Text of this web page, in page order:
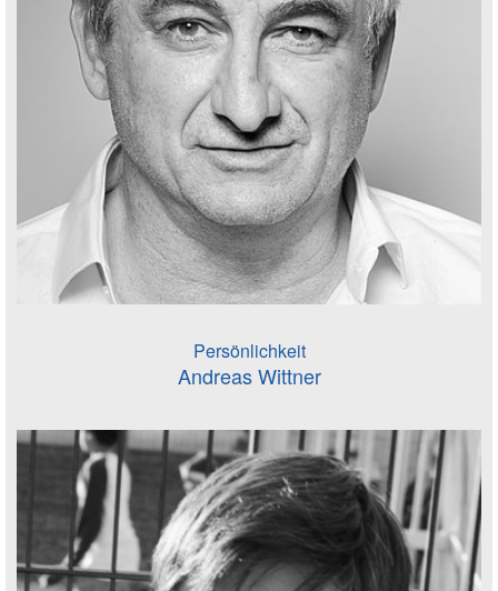
Persönlichkeit
Andreas Wittner